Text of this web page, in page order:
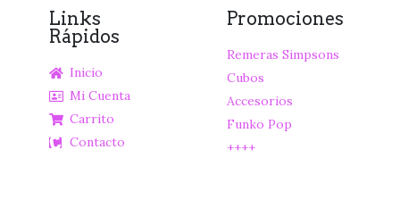
Links
Rápidos
Inicio
Mi Cuenta
Carrito
Contacto
Promociones
Remeras Simpsons
Cubos
Accesorios
Funko Pop
++++